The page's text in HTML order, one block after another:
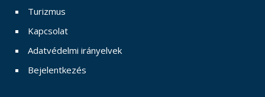
Turizmus
Kapcsolat
Adatvédelmi irányelvek
Bejelentkezés